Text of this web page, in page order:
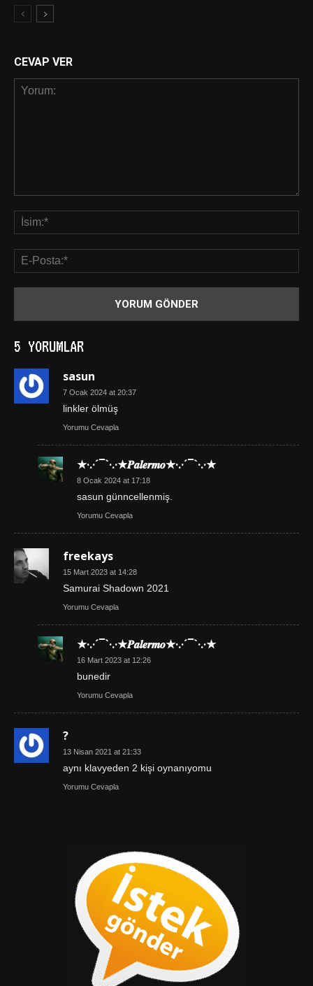
CEVAP VER
5 YORUMLAR
sasun
7 Ocak 2024 at 20:37
linkler ölmüş
Yorumu Cevapla
★·.·´¯`·.·★𝑷𝒂𝒍𝒆𝒓𝒎𝒐★·.·´¯`·.·★
8 Ocak 2024 at 17:18
sasun günncellenmiş.
Yorumu Cevapla
freekays
15 Mart 2023 at 14:28
Samurai Shadown 2021
Yorumu Cevapla
★·.·´¯`·.·★𝑷𝒂𝒍𝒆𝒓𝒎𝒐★·.·´¯`·.·★
16 Mart 2023 at 12:26
bunedir
Yorumu Cevapla
?
13 Nisan 2021 at 21:33
aynı klavyeden 2 kişi oynanıyomu
Yorumu Cevapla